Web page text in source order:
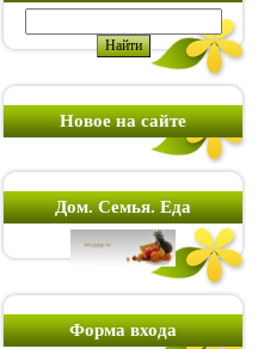
Новое на сайте
Дом. Семья. Еда
Форма входа